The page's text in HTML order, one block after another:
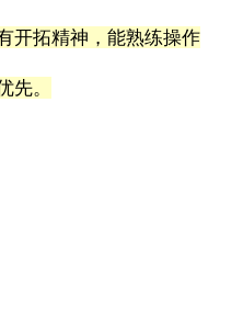
开拓精神，能熟练操作
先。